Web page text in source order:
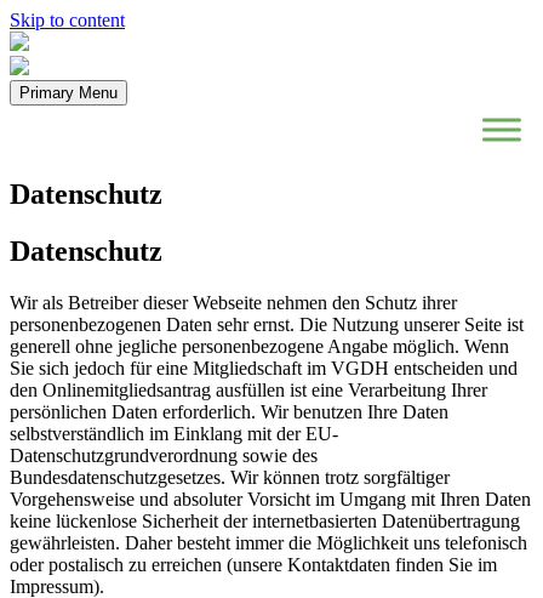
Skip to content
Primary Menu
Datenschutz
Datenschutz
Wir als Betreiber dieser Webseite nehmen den Schutz ihrer
personenbezogenen Daten sehr ernst. Die Nutzung unserer Seite ist
generell ohne jegliche personenbezogene Angabe möglich. Wenn
Sie sich jedoch für eine Mitgliedschaft im VGDH entscheiden und
den Onlinemitgliedsantrag ausfüllen ist eine Verarbeitung Ihrer
persönlichen Daten erforderlich. Wir benutzen Ihre Daten
selbstverständlich im Einklang mit der EU-
Datenschutzgrundverordnung sowie des
Bundesdatenschutzgesetzes. Wir können trotz sorgfältiger
Vorgehensweise und absoluter Vorsicht im Umgang mit Ihren Daten
keine lückenlose Sicherheit der internetbasierten Datenübertragung
gewährleisten. Daher besteht immer die Möglichkeit uns telefonisch
oder postalisch zu erreichen (unsere Kontaktdaten finden Sie im
Impressum).